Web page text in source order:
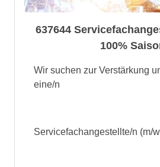
637644
100%
Wir suchen zur Verstärkung
eine/n
Servicefachangestellte/n (m/